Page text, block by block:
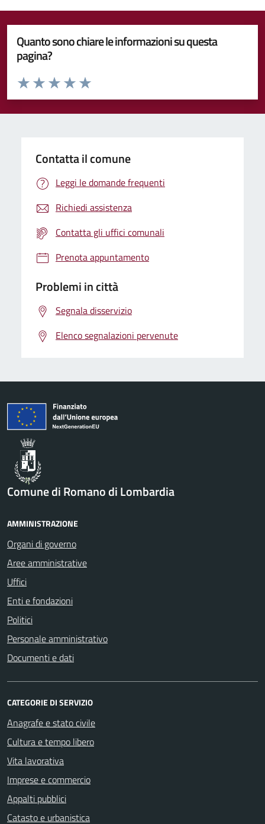
Quanto sono chiare le informazioni su questa
pagina?
Valuta da 1 a 5 stelle la pagina
Valuta 5 stelle su 5
Valuta 4 stelle su 5
Valuta 3 stelle su 5
Valuta 2 stelle su 5
Valuta 1 stelle su 5
Contatta il comune
Leggi le domande frequenti
Richiedi assistenza
Contatta gli uffici comunali
Prenota appuntamento
Problemi in città
Segnala disservizio
Elenco segnalazioni pervenute
Comune di Romano di Lombardia
AMMINISTRAZIONE
Organi di governo
Aree amministrative
Uffici
Enti e fondazioni
Politici
Personale amministrativo
Documenti e dati
CATEGORIE DI SERVIZIO
Anagrafe e stato civile
Cultura e tempo libero
Vita lavorativa
Imprese e commercio
Appalti pubblici
Catasto e urbanistica